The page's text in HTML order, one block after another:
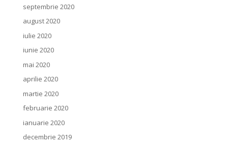
septembrie 2020
august 2020
iulie 2020
iunie 2020
mai 2020
aprilie 2020
martie 2020
februarie 2020
ianuarie 2020
decembrie 2019